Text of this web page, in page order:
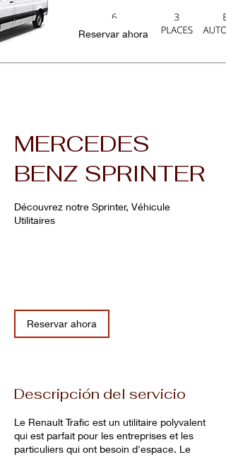
Reservar ahora
MERCEDES
BENZ SPRINTER
Découvrez notre Sprinter, Véhicule
Utilitaires
Reservar ahora
Descripción del servicio
Le Renault Trafic est un utilitaire polyvalent
qui est parfait pour les entreprises et les
particuliers qui ont besoin d'espace. Le